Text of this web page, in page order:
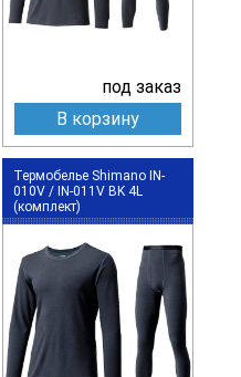
под заказ
В корзину
Термобелье Shimano IN-
010V / IN-011V BK 4L
(комплект)